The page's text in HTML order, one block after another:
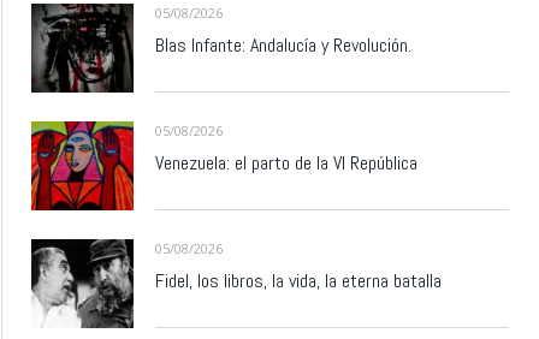
05/08/2026
Blas Infante: Andalucía y Revolución.
05/08/2026
Venezuela: el parto de la VI República
05/08/2026
Fidel, los libros, la vida, la eterna batalla